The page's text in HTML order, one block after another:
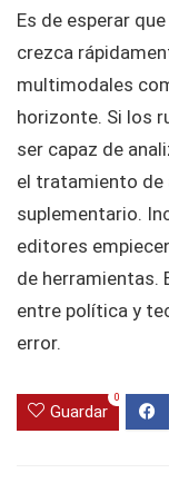
Es de esperar
crezca
multimodales
horizonte. Si los
ser capaz de
el tratamiento de
suplementario.
editores
de herramientas.
entre política y
error.
Guardar
0